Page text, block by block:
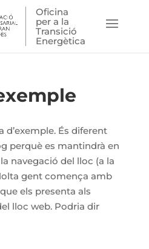
Oficina
per a la
Transició
Energètica
d’exemple. És diferent
perquè es mantindrà en
navegació del lloc (a la
gent comença amb
els presenta als
lloc web. Podria dir